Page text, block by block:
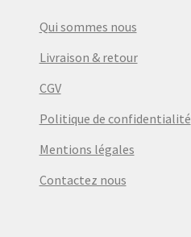
Qui sommes nous
Livraison & retour
CGV
Politique de confidentialité
Mentions légales
Contactez nous